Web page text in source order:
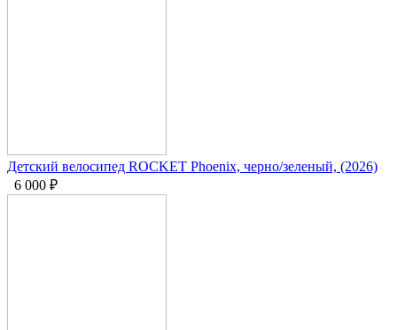
Детский велосипед ROCKET Phoenix, черно/зеленый, (2026)
6 000 ₽